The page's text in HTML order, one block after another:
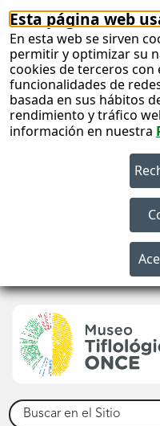
Esta página web
En esta web se sirven
permitir y optimizar su
cookies de terceros
funcionalidades de
basada en sus hábitos
rendimiento y tráfico
información en nuestra
Buscar